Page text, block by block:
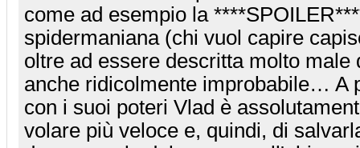
come ad esempio la
spidermaniana (chi vuol capire
oltre ad essere descritta molto male
anche ridicolmente improbabile… A
con i suoi poteri Vlad è
volare più veloce e, quindi, di